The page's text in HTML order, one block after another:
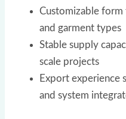
Customizable
and garment types
Stable supply
scale projects
Export experience
and system